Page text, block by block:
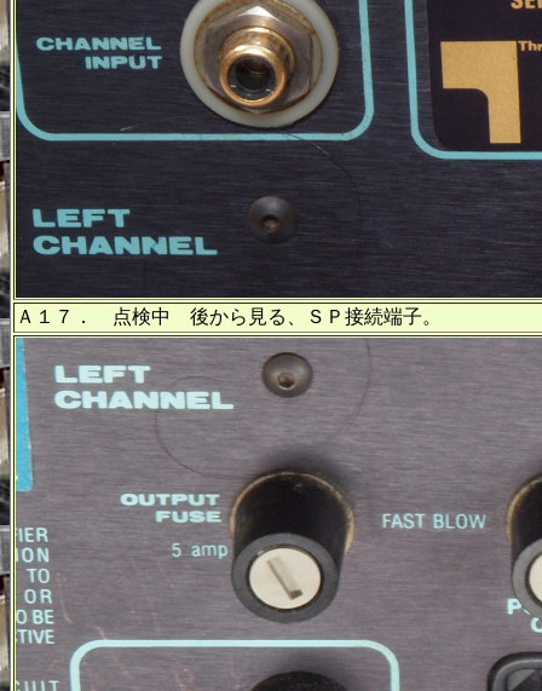
Ａ１７． 点検中 後から見る、ＳＰ接続端子。